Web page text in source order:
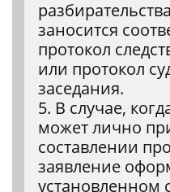
заносится
протокол
или протокол
заседания.
5. В случае,
может лично
составлении
заявление
установленном